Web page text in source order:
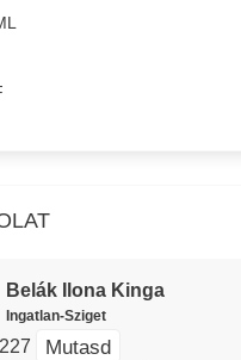
Belák Ilona Kinga
Ingatlan-Sziget
Mutasd